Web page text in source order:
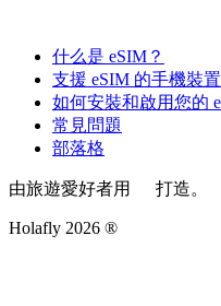
什么是 eSIM？
支援 eSIM 的手機裝
如何安裝和啟用您的
常見問題
部落格
由旅遊愛好者用 打造。
Holafly 2026 ®